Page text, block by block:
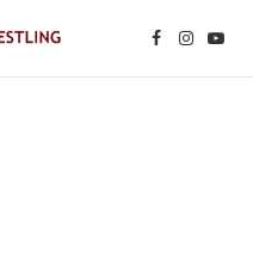
Facebook